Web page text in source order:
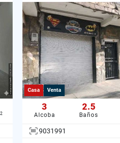
2
Casa Venta
3
Alcoba
2.5
Baños
9031991